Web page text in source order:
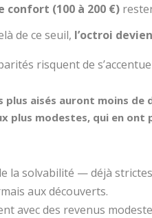
confort (100 à 200 €)
de ce seuil, l’octroi
risquent de
plus aisés auront moins
plus modestes, qui en
la solvabilité — déjà
aux découverts.
avec des revenus